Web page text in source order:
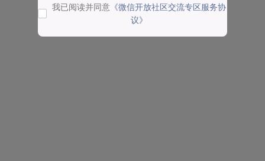
我已阅读并同意 《微信开放社区交流专区服务协
议》